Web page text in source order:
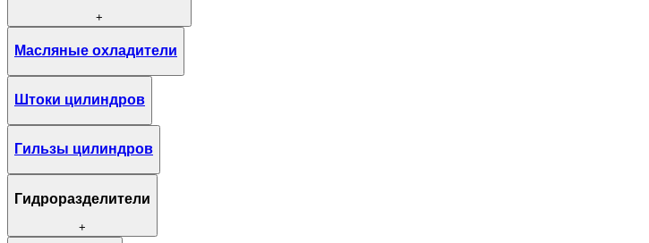
+
Масляные охладители
Штоки цилиндров
Гильзы цилиндров
Гидроразделители
+